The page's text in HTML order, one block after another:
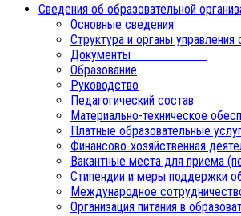
Сведения об образовательной
Основные сведения
Структура и органы управления
Документы
Образование
Руководство
Педагогический состав
Материально-техническое
Платные образовательные
Финансово-хозяйственная
Вакантные места для приема
Стипендии и меры поддержки
Международное
Организация питания в